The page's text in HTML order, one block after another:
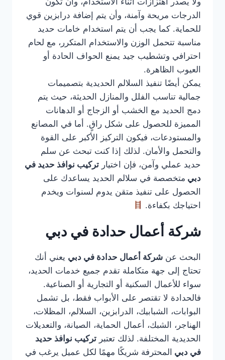
الدرجات مريحة وآمنة، وأن يتم إضافة درابزين قوي
للحماية. كما يجب أن يتم استخدام خامات حديد
مناسبة تتحمل الوزن والاستخدام المتكرر، مع لحام
احترافي وتشطيب جيد يمنع الحواف الحادة أو
العيوب الظاهرة.
يمكن أيضًا تنفيذ السلالم الحديدية بتصميمات
جمالية تناسب الفلل والمنازل الحديثة، حيث يتم
دمج الحديد مع الخشب أو الزجاج أو الدهانات
المميزة للحصول على شكل راقٍ. أما في المصانع
والمستودعات، فيكون التركيز الأكبر على القوة
والتحمل والأمان. لذلك إذا كنت تبحث عن سلم
حديد عملي وآمن، فإن اختيار تركيب نوافذ حديد في
دبي متخصصة في سلالم الحديد يساعدك على
الحصول على تنفيذ متقن يدوم لسنوات ويخدم
احتياجك بكفاءة.
شركة أعمال حدادة في دبي
البحث عن شركة أعمال حدادة في دبي يعني أنك
تحتاج إلى جهة متكاملة تقدم جميع خدمات الحديد،
سواء للأعمال السكنية أو التجارية أو الصناعية.
فالحدادة لا تقتصر على الأبواب فقط، بل تشمل
البوابات، الشبابيك، الدرابزين، السلالم، المظلات،
الهناجر، الشبك، أعمال الحماية، الصيانة، والتعديلات
الحديدية المختلفة. لذلك تعتبر تركيب نوافذ حديد
في دبي المحترفة شريكًا مهمًا لكل عميل يرغب في